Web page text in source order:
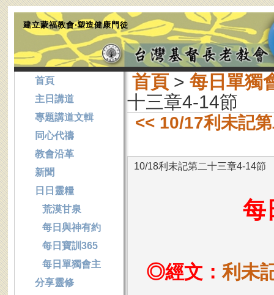
建立蒙福教會‧塑造健康門徒
首頁> 每日單獨
十三章4-14節
<< 10/17利未記
10/18利未記第二十三章4-14節
每
◎經文：利未
首頁
主日講道
專題講道文輯
同心代禱
教會沿革
新聞
日日靈糧
荒漠甘泉
每日與神有約
每日寶訓365
每日單獨會主
分享靈修